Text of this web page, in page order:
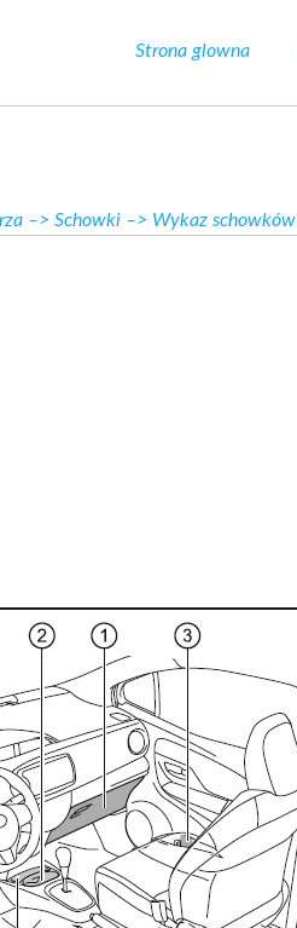
Strona glowna
–> Schowki –> Wykaz schowków